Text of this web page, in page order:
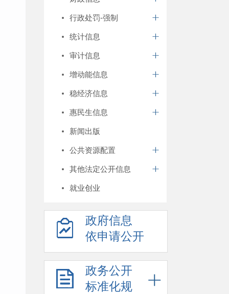
行政处罚-强制
统计信息
审计信息
增动能信息
稳经济信息
惠民生信息
新闻出版
公共资源配置
其他法定公开信息
就业创业
政府信息
依申请公开
政务公开
标准化规